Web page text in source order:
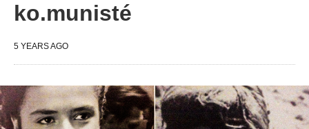
ko.munisté
5 YEARS AGO